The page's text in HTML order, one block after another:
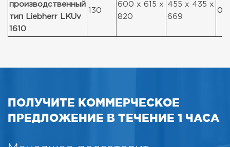
производственный
тип Liebherr LKUv
1610
130
600 x 615 x
820
455 x 435 x
669
0,7
ПОЛУЧИТЕ КОММЕРЧЕСКОЕ
ПРЕДЛОЖЕНИЕ В ТЕЧЕНИЕ 1 ЧАСА